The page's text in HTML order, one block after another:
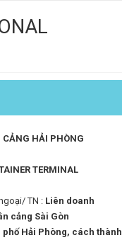
CẢNG HẢI PHÒNG
TERMINAL
TN : Liên doanh
cảng Sài Gòn
phố Hải Phòng, cách thành